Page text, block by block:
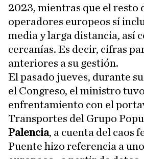
2023, mientras que el resto
operadores europeos sí
media y larga distancia, así
cercanías. Es decir, cifras
anteriores a su gestión.
El pasado jueves, durante
el Congreso, el ministro
enfrentamiento con el
Transportes del Grupo
Palencia, a cuenta del caos
Puente hizo referencia a